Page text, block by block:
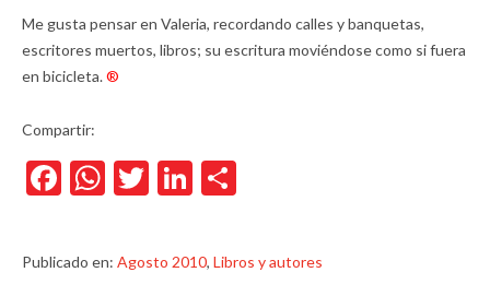
Me gusta pensar en Valeria, recordando calles y banquetas,
escritores muertos, libros; su escritura moviéndose como si fuera
en bicicleta.®
Compartir:
Facebook
WhatsApp
TwitterLinkedIn
Publicado en: Agosto 2010, Libros y autores